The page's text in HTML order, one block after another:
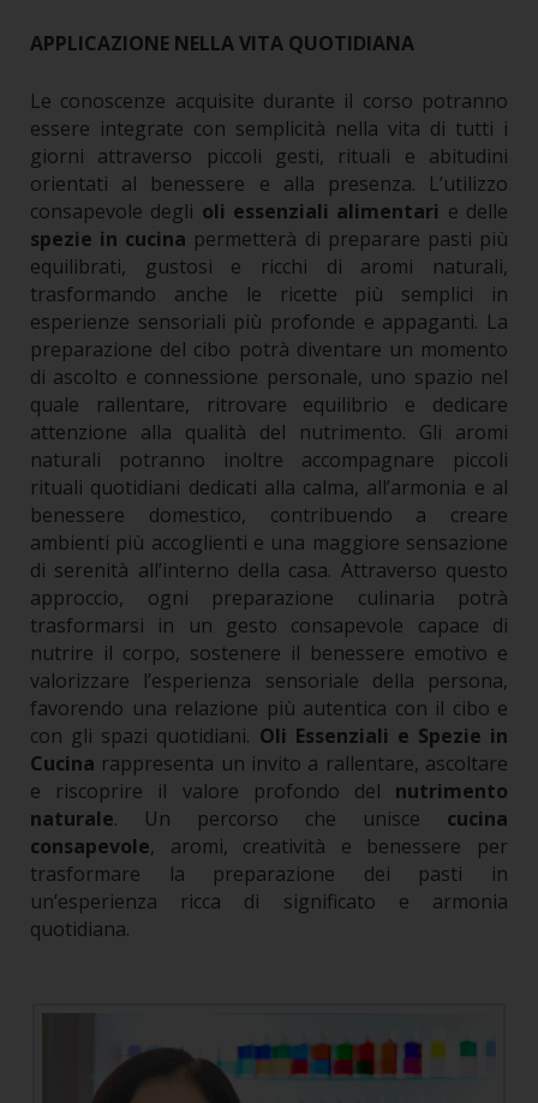
APPLICAZIONE NELLA VITA QUOTIDIANA
Le conoscenze acquisite durante il corso potranno
essere integrate con semplicità nella vita di tutti i
giorni attraverso piccoli gesti, rituali e abitudini
orientati al benessere e alla presenza. L’utilizzo
consapevole degli oli essenziali alimentari e delle
spezie in cucina permetterà di preparare pasti più
equilibrati, gustosi e ricchi di aromi naturali,
trasformando anche le ricette più semplici in
esperienze sensoriali più profonde e appaganti. La
preparazione del cibo potrà diventare un momento
di ascolto e connessione personale, uno spazio nel
quale rallentare, ritrovare equilibrio e dedicare
attenzione alla qualità del nutrimento. Gli aromi
naturali potranno inoltre accompagnare piccoli
rituali quotidiani dedicati alla calma, all’armonia e al
benessere domestico, contribuendo a creare
ambienti più accoglienti e una maggiore sensazione
di serenità all’interno della casa. Attraverso questo
approccio, ogni preparazione culinaria potrà
trasformarsi in un gesto consapevole capace di
nutrire il corpo, sostenere il benessere emotivo e
valorizzare l’esperienza sensoriale della persona,
favorendo una relazione più autentica con il cibo e
con gli spazi quotidiani. Oli Essenziali e Spezie in
Cucina rappresenta un invito a rallentare, ascoltare
e riscoprire il valore profondo del nutrimento
naturale. Un percorso che unisce cucina
consapevole, aromi, creatività e benessere per
trasformare la preparazione dei pasti in
un’esperienza ricca di significato e armonia
quotidiana.